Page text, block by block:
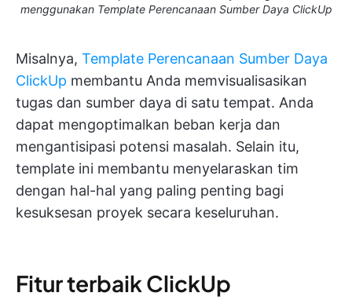
menggunakan Template Perencanaan Sumber Daya ClickUp
Misalnya, Template Perencanaan Sumber Daya
ClickUp membantu Anda memvisualisasikan
tugas dan sumber daya di satu tempat. Anda
dapat mengoptimalkan beban kerja dan
mengantisipasi potensi masalah. Selain itu,
template ini membantu menyelaraskan tim
dengan hal-hal yang paling penting bagi
kesuksesan proyek secara keseluruhan.
Fitur terbaik ClickUp